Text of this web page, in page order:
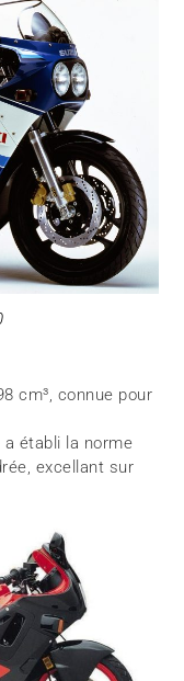
cm³, connue pour
a établi la norme
excellant sur